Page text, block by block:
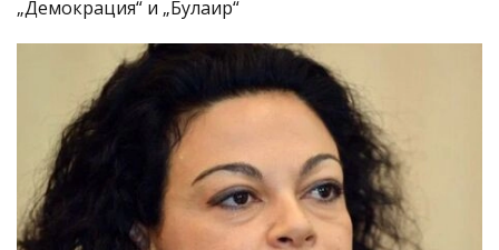
„Демокрация“ и „Булаир“